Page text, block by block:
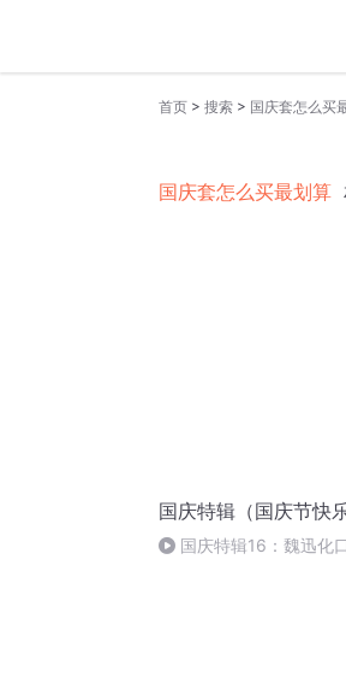
首页 > 搜索 > 国庆套怎么买
国庆套怎么买最划算
国庆特辑（国庆节快乐
国庆特辑16：魏迅化